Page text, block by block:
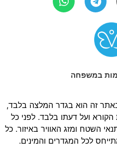
במשפחה
זה הוא בגדר המלצה בלבד,
ועל דעתו בלבד. לפני כל
השטח ומזג האוויר באיזור. כל
לכל המגדרים והמינים.